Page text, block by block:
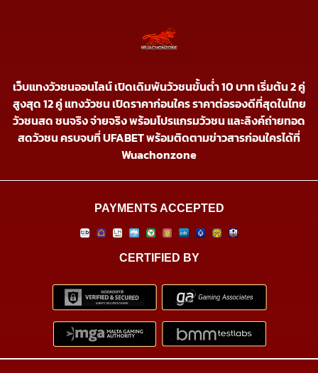
เว็บแทงวัวชนออนไลน์ เปิดเดิมพันวัวชนขั้นต่ำ 10 บาท เริ่มต้น 2 คู่
สูงสุด 12 คู่ แทงวัวชน เปิดราคาก่อนใคร ราคาต่อรองดีที่สุดในไทย
วัวชนสด ชนจริง จ่ายจริง พร้อมโปรแกรมวัวชน และลิงค์ถ่ายทอด
สดวัวชน ครบจบที่ UFABET พร้อมติดตามข่าวสารก่อนใครได้ที่
Wuachonzone
PAYMENTS ACCEPTED
CERTIFIED BY